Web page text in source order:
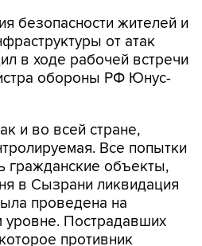
безопасности жителей и
от атак
в ходе рабочей встречи
обороны РФ Юнус-
и во всей стране,
Все попытки
гражданские объекты,
в Сызрани ликвидация
проведена на
уровне. Пострадавших
противник